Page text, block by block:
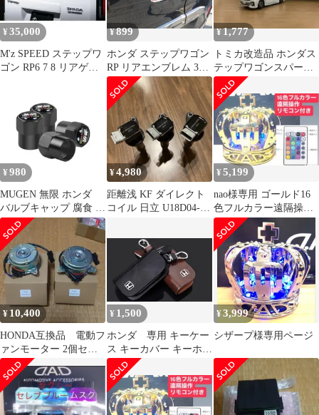
¥ 35,000
M'z SPEED ステップワ
ゴン RP6 7 8 リアゲー
¥899
ホンダ ステップワゴン
RP リアエンブレム 3D
カーボン調 RED シート
¥1,777
トミカ改造品 ホンダス
テップワゴンスパーダ
クールスピリット パー
ルホワイト
¥ 980
MUGEN 無限 ホンダ
バルブキャップ 腐食 防
止 レッド エアバルブキ
ャップ
¥4,980
距離浅 KF ダイレクト
コイル 日立 U18D04-
¥5,199
nao様専用 ゴールド16
色フルカラー遠隔操作
リモコン付5199円延長
コード付き
¥ 10,400
HONDA互換品 電動フ
ァンモーター 2個セッ
ト未使用
¥ 1,500
ホンダ 専用 キーケー
ス キーカバー キーホル
ダー 新型 高級
¥3,999
シザープ様専用ページ